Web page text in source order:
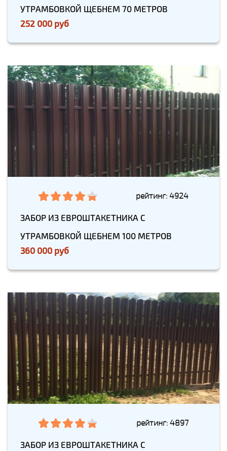
УТРАМБОВКОЙ ЩЕБНЕМ 70 МЕТРОВ
252 000 руб
рейтинг: 4924
ЗАБОР ИЗ ЕВРОШТАКЕТНИКА С
УТРАМБОВКОЙ ЩЕБНЕМ 100 МЕТРОВ
360 000 руб
рейтинг: 4897
ЗАБОР ИЗ ЕВРОШТАКЕТНИКА С